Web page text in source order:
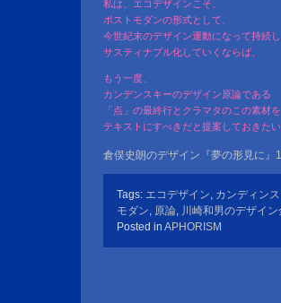
私は、エコデザインこそ、
ポストモダンの形式として、
今世紀末のデザイン運動になって持続し
サスティナブル化していくならば、
もう一度、
カンデンスキーのデザイン原論である
「点」の最終行とクラマタのこの素材を
テキストにすべきだと提案しておきたい
倉俣史朗のデザイン『夢の形見に』
Tags: エコデザイン, カンディン
モダン, 原論, 川崎和男のデザイン
Posted in APHORISM